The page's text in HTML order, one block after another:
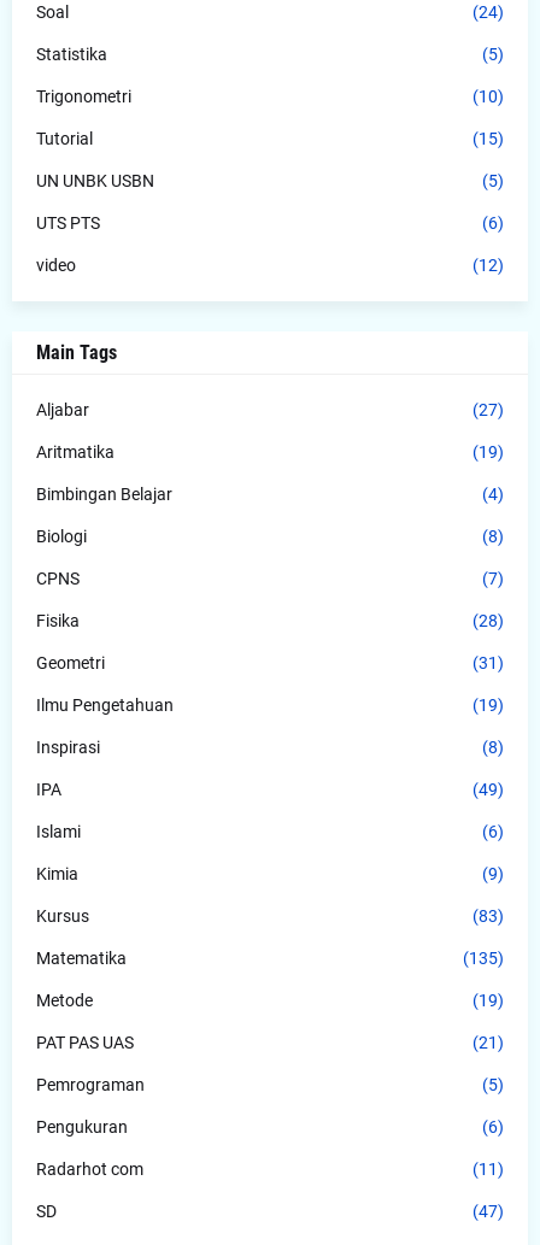
Soal (24)
Statistika (5)
Trigonometri (10)
Tutorial (15)
UN UNBK USBN (5)
UTS PTS (6)
video (12)
Main Tags
Aljabar (27)
Aritmatika (19)
Bimbingan Belajar (4)
Biologi (8)
CPNS (7)
Fisika (28)
Geometri (31)
Ilmu Pengetahuan (19)
Inspirasi (8)
IPA (49)
Islami (6)
Kimia (9)
Kursus (83)
Matematika (135)
Metode (19)
PAT PAS UAS (21)
Pemrograman (5)
Pengukuran (6)
Radarhot com (11)
SD (47)